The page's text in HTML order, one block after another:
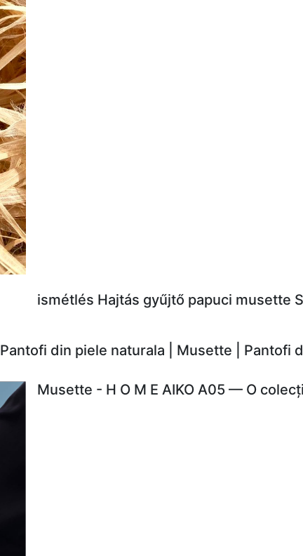
ismétlés Hajtás gyűjtő papuci musette
Pantofi din piele naturala | Musette | Pantofi
Musette - H O M E AIKO A05 — O